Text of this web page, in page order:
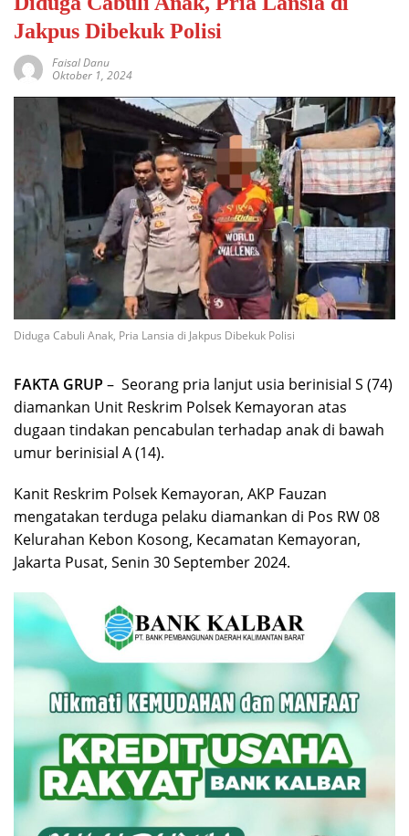
Jakpus Dibekuk Polisi
Faisal Danu
Oktober 1, 2024
Diduga Cabuli Anak, Pria Lansia di Jakpus Dibekuk Polisi
FAKTA GRUP – Seorang pria lanjut usia berinisial S (74)
diamankan Unit Reskrim Polsek Kemayoran atas
dugaan tindakan pencabulan terhadap anak di bawah
umur berinisial A (14).
Kanit Reskrim Polsek Kemayoran, AKP Fauzan
mengatakan terduga pelaku diamankan di Pos RW 08
Kelurahan Kebon Kosong, Kecamatan Kemayoran,
Jakarta Pusat, Senin 30 September 2024.